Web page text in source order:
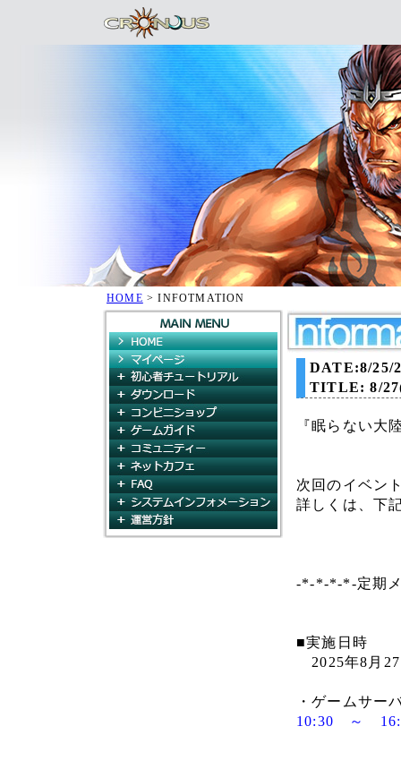
HOME > INFOTMATION
マイページ
初心者チュートリアル
ダウンロード
ゲームガイド
FAQ
システムインフォメー
DATE:8/25/
TITLE:8/
『眠らない大
次回のイベン
詳しくは、下
-*-*-*-*-定期
■実施日時
2025年8月
・ゲームサー
10:30 ～